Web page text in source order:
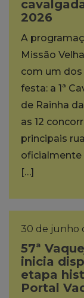
2026
A
Missão
com um
festa: a 1ª
de Rainha
as 12
principais
oficialmente
[…]
30 de junho
57ª
inicia
etapa
Portal